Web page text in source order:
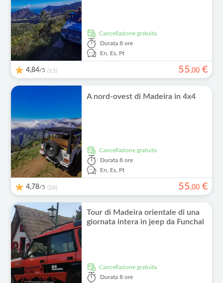
Cancellazione gratuita
Durata 8 ore
En,
Es, Pt
4,84/5 (15) 55,00 €
A nord-ovest di Madeira in 4x4
Cancellazione gratuita
Durata 8 ore
En,
Es, Pt
4,78/5 (28) 55,00 €
Tour di Madeira orientale di una
giornata intera in jeep da Funchal
Cancellazione gratuita
Durata 8 ore